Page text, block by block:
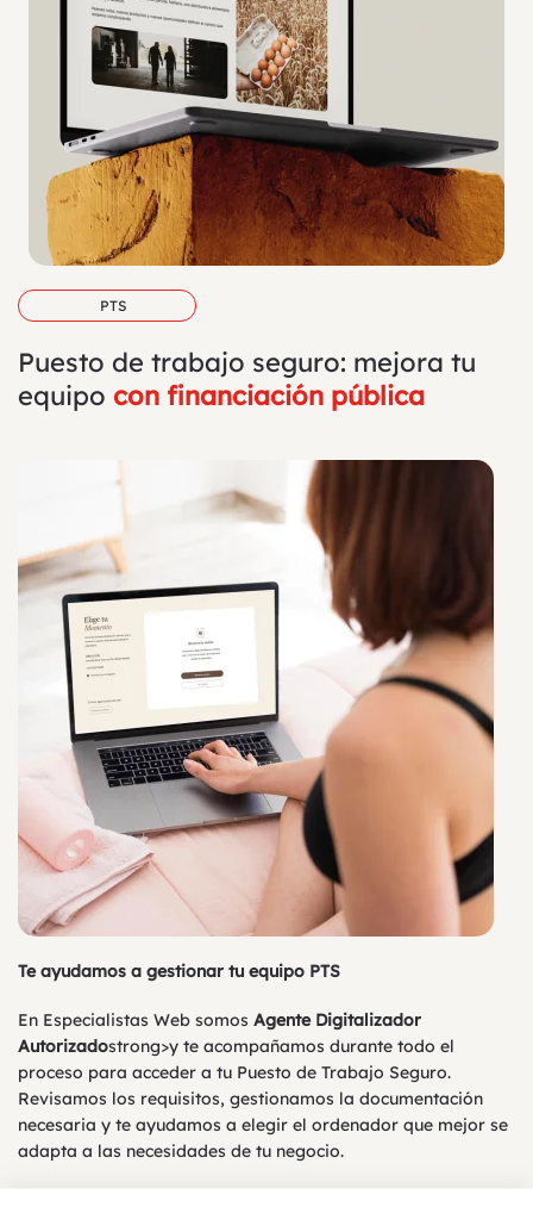
PTS
Puesto de trabajo seguro: mejora tu
equipo con financiación pública
Te ayudamos a gestionar tu equipo PTS
En Especialistas Web somos Agente Digitalizador
Autorizadostrong>y te acompañamos durante todo el
proceso para acceder a tu Puesto de Trabajo Seguro.
Revisamos los requisitos, gestionamos la documentación
necesaria y te ayudamos a elegir el ordenador que mejor se
adapta a las necesidades de tu negocio.